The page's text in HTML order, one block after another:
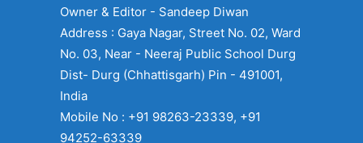
Owner & Editor - Sandeep Diwan
Address : Gaya Nagar, Street No. 02, Ward
No. 03, Near - Neeraj Public School Durg
Dist- Durg (Chhattisgarh) Pin - 491001,
India
Mobile No : +91 98263-23339, +91
94252-63339